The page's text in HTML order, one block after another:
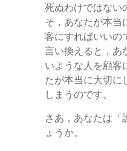
死ぬわけではない
そ，あなたが本当
客にすればいいの
言い換えると，あ
いような人を顧客
たが本当に大切に
しまうのです。
さあ，あなたは「
ょうか。